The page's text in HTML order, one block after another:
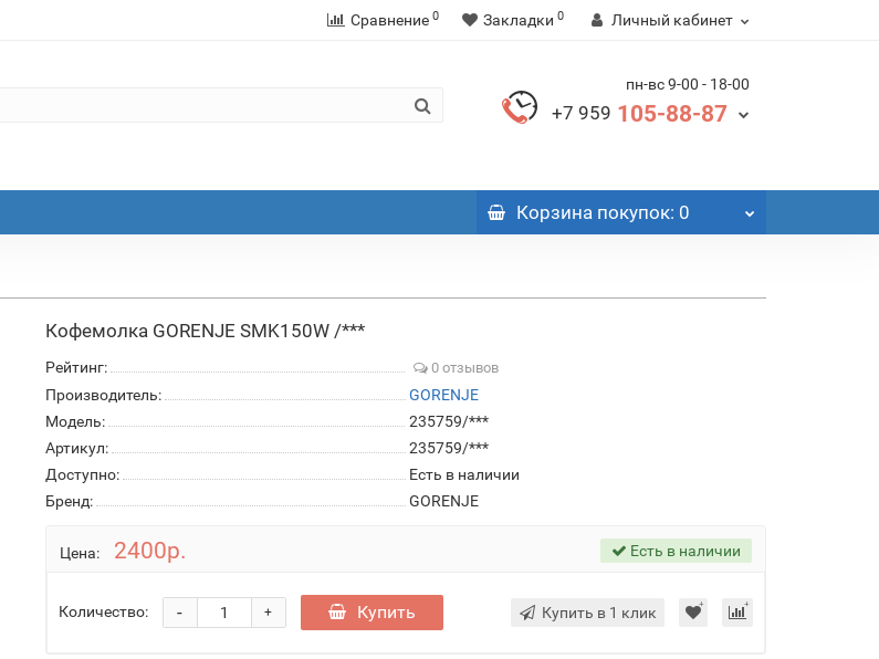
Сравнение 0 Закладки 0 Личный кабинет
пн-вс 9-00 - 18-00
+7 959 105-88-87
Корзинапокупок: 0
Кофемолка GORENJE SMK150W /***
Рейтинг: 0 отзывов
Производитель:
GORENJE
Модель:
235759/***
Артикул:
235759/***
Доступно:
Есть в наличии
Бренд:
GORENJE
Цена: 2400р. Есть в наличии
Количество: +
- Купить Купить в 1 клик